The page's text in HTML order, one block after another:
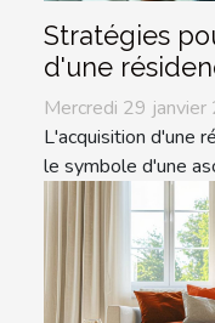
Stratégies
d'une
Mercredi 29
L'acquisition d'une
le symbole d'une